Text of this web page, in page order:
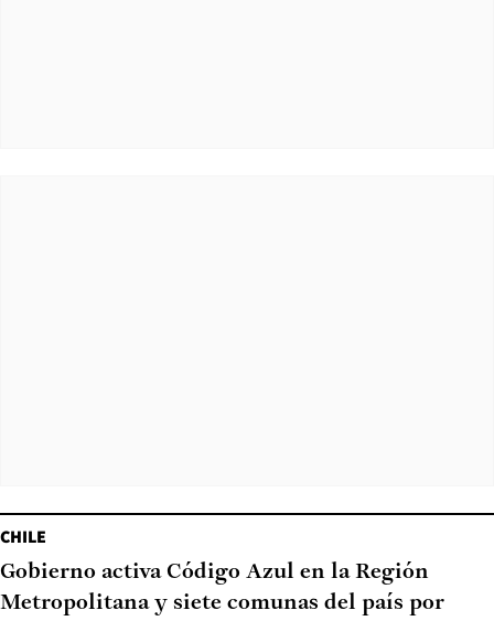
CHILE
Gobierno activa Código Azul en la Región
Metropolitana y siete comunas del país por